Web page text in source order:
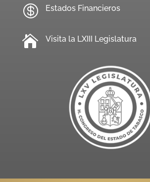
 Estados Financieros
 Visita la LXIII Legislatura